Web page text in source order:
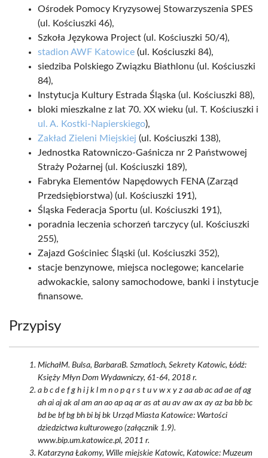
Ośrodek Pomocy Kryzysowej Stowarzyszenia SPES
(ul. Kościuszki 46),
Szkoła Językowa Project (ul. Kościuszki 50/4),
stadion AWF Katowice (ul. Kościuszki 84),
siedziba Polskiego Związku Biathlonu (ul. Kościuszki
84),
Instytucja Kultury Estrada Śląska (ul. Kościuszki 88),
bloki mieszkalne z lat 70. XX wieku (ul. T. Kościuszki i
ul. A. Kostki-Napierskiego),
Zakład Zieleni Miejskiej (ul. Kościuszki 138),
Jednostka Ratowniczo-Gaśnicza nr 2 Państwowej
Straży Pożarnej (ul. Kościuszki 189),
Fabryka Elementów Napędowych FENA (Zarząd
Przedsiębiorstwa) (ul. Kościuszki 191),
Śląska Federacja Sportu (ul. Kościuszki 191),
poradnia leczenia schorzeń tarczycy (ul. Kościuszki
255),
Zajazd Gościniec Śląski (ul. Kościuszki 352),
stacje benzynowe, miejsca noclegowe; kancelarie
adwokackie, salony samochodowe, banki i instytucje
finansowe.
Przypisy
MichałM. Bulsa, BarbaraB. Szmatloch, Sekrety Katowic, Łódź:
Księży Młyn Dom Wydawniczy, 61-64, 2018 r.
a b c d e f g h i j k l m n o p q r s t u v w x y z aa ab ac ad ae af ag
ah ai aj ak al am an ao ap aq ar as at au av aw ax ay az ba bb bc
bd be bf bg bh bi bj bk Urząd Miasta Katowice: Wartości
dziedzictwa kulturowego (załącznik 1.9).
www.bip.um.katowice.pl, 2011 r.
Katarzyna Łakomy, Wille miejskie Katowic, Katowice: Muzeum